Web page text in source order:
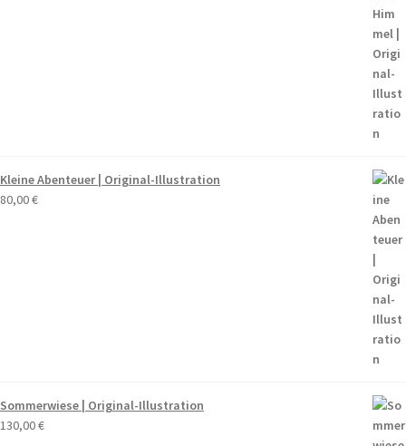
Kleine Abenteuer | Original-Illustration
80,00€
Sommerwiese | Original-Illustration
130,00€